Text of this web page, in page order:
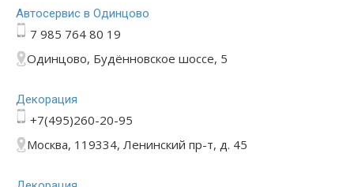
Автосервис в Одинцово
7 985 764 80 19
Одинцово, Будённовское шоссе, 5
Декорация
+7(495)260-20-95
Москва, 119334, Ленинский пр-т, д. 45